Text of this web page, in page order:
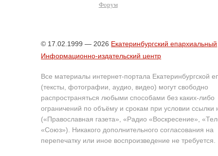
Форум
© 17.02.1999 — 2026 Екатеринбургский епархиальный
Информационно-издательский центр
Все материалы интернет-портала Екатеринбургской
(тексты, фотографии, аудио, видео) могут свободно
распространяться любыми способами без каких-либо
ограничений по объёму и срокам при условии ссылки
(«Православная газета», «Радио «Воскресение»,
«Союз»). Никакого дополнительного согласования на
перепечатку или иное воспроизведение не требуется.